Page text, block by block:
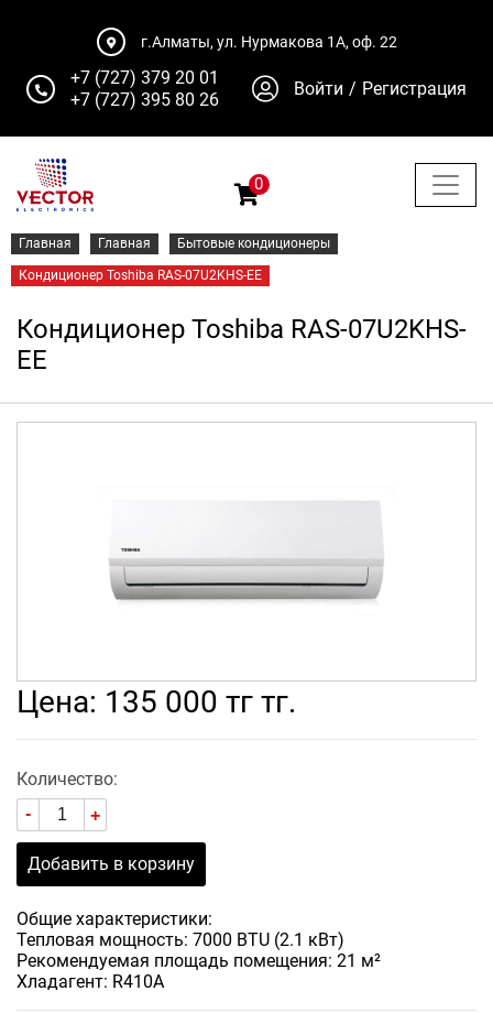
г.Алматы, ул. Нурмакова 1А, оф. 22
+7 (727) 379 20 01
+7 (727) 395 80 26
Войти / Регистрация
0
Главная Главная Бытовые кондиционеры
Кондиционер Toshiba RAS-07U2KHS-EE
Кондиционер Toshiba RAS-07U2KHS-
EE
Цена: 135 000 тг тг.
Количество:
+
-
Добавить в корзину
Общие характеристики:
Тепловая мощность: 7000 BTU (2.1 кВт)
Рекомендуемая площадь помещения: 21 м²
Хладагент: R410A